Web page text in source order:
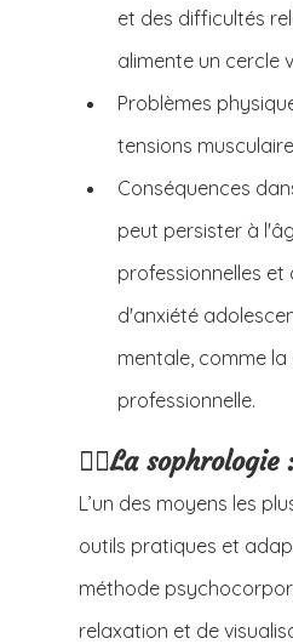
et des difficultés
alimente un cercle
Problèmes
tensions
Conséquences
peut persister à
professionnelles
d'anxiété
mentale, comme
professionnelle.
🧘‍♀️La sophrologie
L’un des moyens les
outils pratiques et
méthode
relaxation et de